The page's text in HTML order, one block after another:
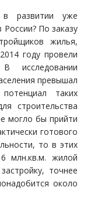
развитии уже
По заказу
жилья,
году провели
исследовании
превышал
таких
строительства
могло бы прийти
готового
то в этих
млн.кв.м. жилой
точнее
около